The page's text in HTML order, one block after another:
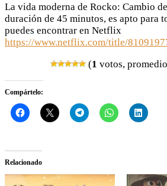
La vida moderna de Rocko: Cambio
duración de 45 minutos, es apto para
puedes encontrar en Netflix
https://www.netflix.com/title/
(1 votos,
Compártelo:
Relacionado